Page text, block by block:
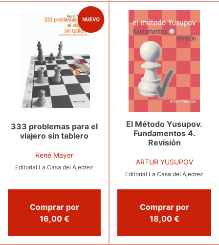
333 problemas para el
viajero sin tablero
René Mayer
Editorial La Casa del Ajedrez
Comprar por
16,00 €
El Método Yusupov.
Fundamentos 4.
Revisión
ARTUR YUSUPOV
Editorial La Casa del Ajedrez
Comprar por
18,00 €